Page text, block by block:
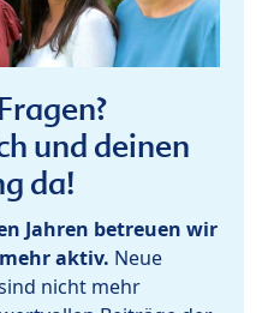
und deinen
da!
Jahren betreuen wir
aktiv. Neue
nicht mehr